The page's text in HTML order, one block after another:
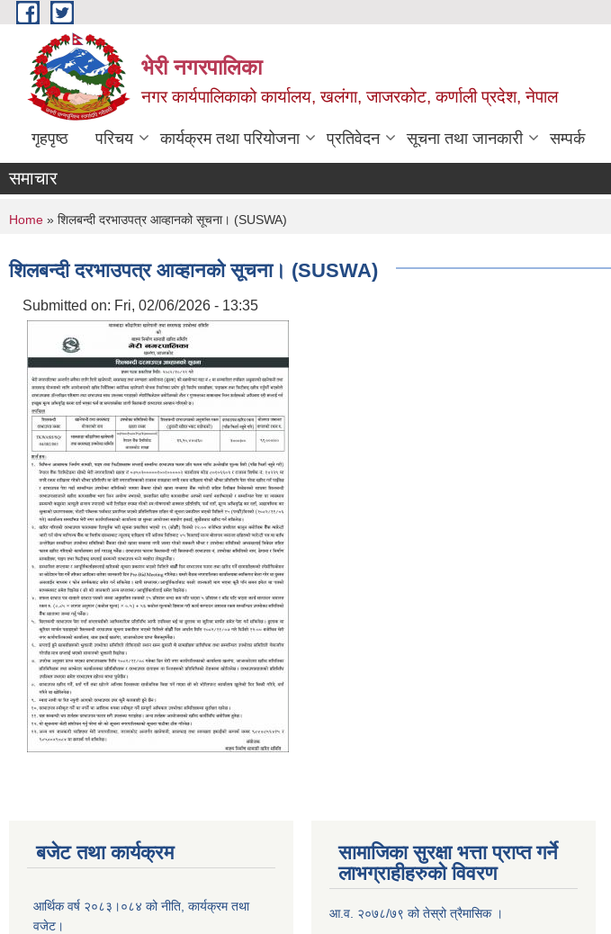
Skip to main content
भेरी नगरपालिका
नगर कार्यपालिकाको कार्यालय, खलंगा, जाजरकोट, कर्णाली प्रदेश, नेपाल
गृहपृष्ठ परिचय कार्यक्रम तथा परियोजना प्रतिवेदन सूचना तथा जानकारी सम्पर्क
समाचार
You are here
Home » शिलबन्दी दरभाउपत्र आव्हानको सूचना। (SUSWA)
शिलबन्दी दरभाउपत्र आव्हानको सूचना। (SUSWA)
Submitted on: Fri, 02/06/2026 - 13:35
बजेट तथा कार्यक्रम
आर्थिक वर्ष २०८३।०८४ को नीति, कार्यक्रम तथा
वजेट।
सामाजिका सुरक्षा भत्ता प्राप्त गर्ने
लाभग्राहीहरुको विवरण
आ.व. २०७८/७९ को तेस्रो त्रैमासिक ।